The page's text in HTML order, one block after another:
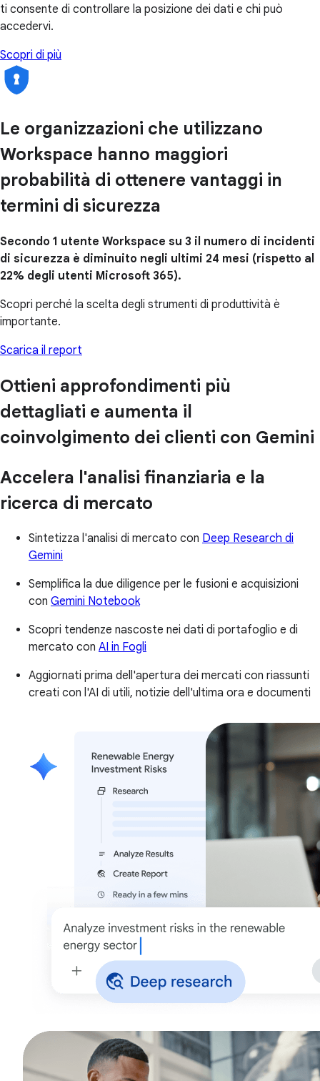
ti consente di controllare la posizione dei dati e chi può
accedervi.
Scopri di più
Le organizzazioni che utilizzano
Workspace hanno maggiori
probabilità di ottenere vantaggi in
termini di sicurezza
Secondo 1 utente Workspace su 3 il numero di incidenti
di sicurezza è diminuito negli ultimi 24 mesi (rispetto al
22% degli utenti Microsoft 365).
Scopri perché la scelta degli strumenti di produttività è
importante.
Scarica il report
Ottieni approfondimenti più
dettagliati e aumenta il
coinvolgimento dei clienti con Gemini
Accelera l'analisi finanziaria e la
ricerca di mercato
Sintetizza l'analisi di mercato con Deep Research di
Gemini
Semplifica la due diligence per le fusioni e acquisizioni
con Gemini Notebook
Scopri tendenze nascoste nei dati di portafoglio e di
mercato con AI in Fogli
Aggiornati prima dell'apertura dei mercati con riassunti
creati con l'AI di utili, notizie dell'ultima ora e documenti